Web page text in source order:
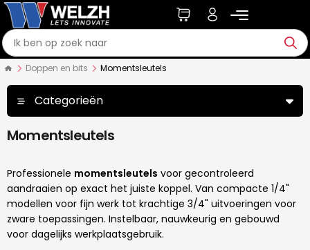
Doppen en bits Momentsleutels
Categorieën
Momentsleutels
Professionele momentsleutels voor gecontroleerd
aandraaien op exact het juiste koppel. Van compacte 1/4"
modellen voor fijn werk tot krachtige 3/4" uitvoeringen voor
zware toepassingen. Instelbaar, nauwkeurig en gebouwd
voor dagelijks werkplaatsgebruik.